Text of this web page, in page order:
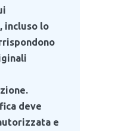
incluso lo
deve
e